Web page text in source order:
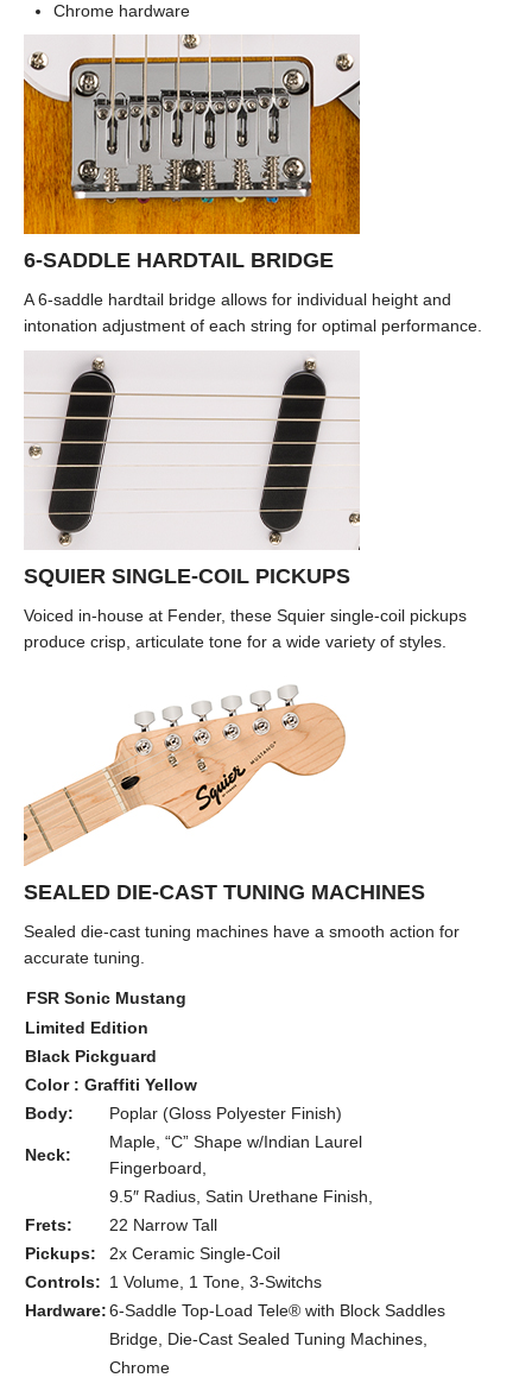
Chrome hardware
6-SADDLE HARDTAIL BRIDGE
A 6-saddle hardtail bridge allows for individual height and
intonation adjustment of each string for optimal performance.
SQUIER SINGLE-COIL PICKUPS
Voiced in-house at Fender, these Squier single-coil pickups
produce crisp, articulate tone for a wide variety of styles.
SEALED DIE-CAST TUNING MACHINES
Sealed die-cast tuning machines have a smooth action for
accurate tuning.
FSR Sonic Mustang
Limited Edition
Black Pickguard
Color : Graffiti Yellow
Body:
Poplar (Gloss Polyester Finish)
Neck:
Maple, “C” Shape w/Indian Laurel
Fingerboard,
9.5″ Radius, Satin Urethane Finish,
Frets:
22 Narrow Tall
Pickups:
2x Ceramic Single-Coil
Controls: 1 Volume, 1 Tone, 3-Switchs
Hardware:6-Saddle Top-Load Tele® with Block Saddles
Bridge, Die-Cast Sealed Tuning Machines,
Chrome